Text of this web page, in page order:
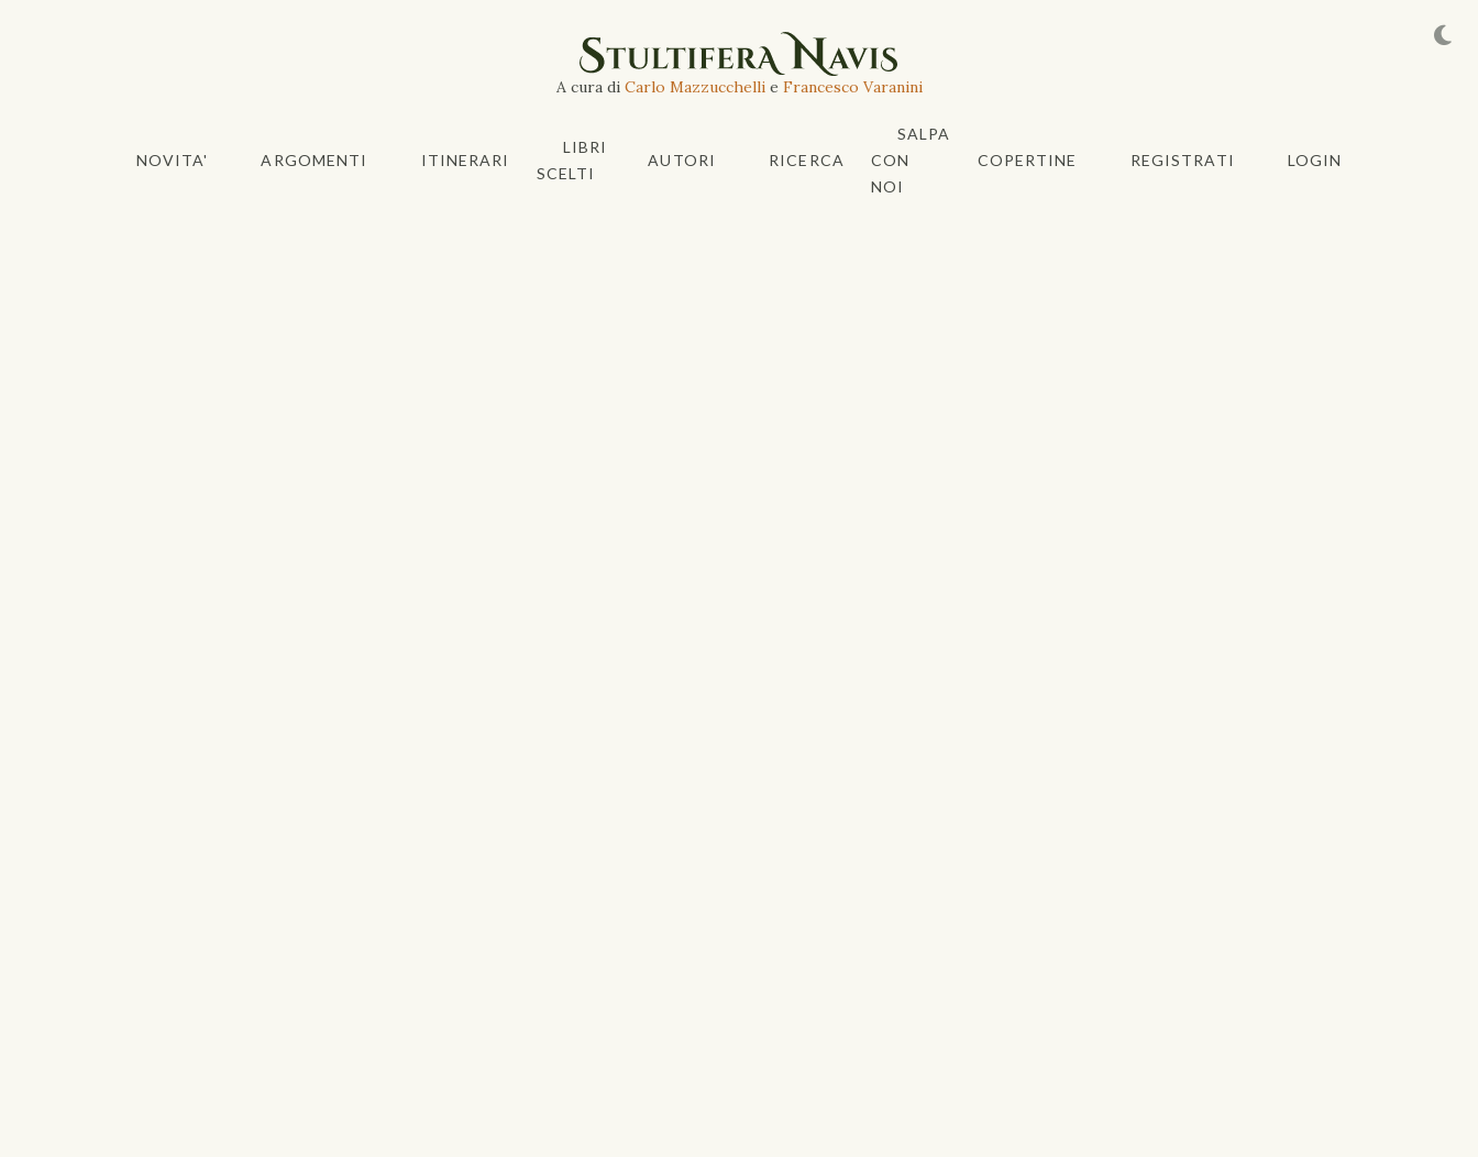
A cura di Carlo Mazzucchellie Francesco Varanini
NOVITA' ARGOMENTI ITINERARI
LIBRI
SCELTI
AUTORI RICERCA
SALPA
CON
NOI
COPERTINE REGISTRATI LOGIN